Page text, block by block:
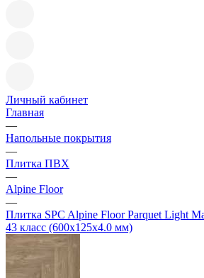
Личный кабинет
Главная
—
Напольные покрытия
—
Плитка ПВХ
—
Alpine Floor
—
Плитка SPC Alpine Floor Parquet Light
43 класс (600х125х4.0 мм)